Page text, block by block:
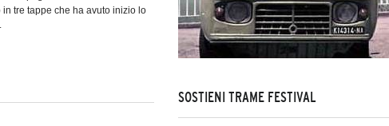
tre tappe che ha avuto inizio lo
SOSTIENI TRAME FESTIVAL